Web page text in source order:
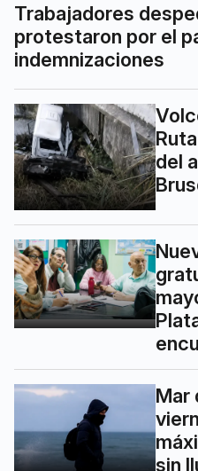
Trabajadores
protestaron por el
indemnizaciones
del
Mar
sin